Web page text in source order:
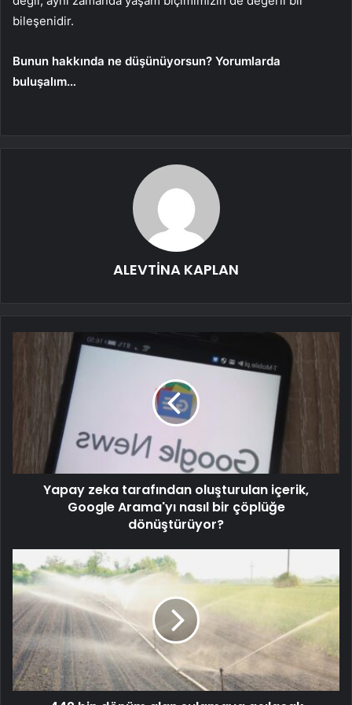
bileşenidir.
Bunun hakkında ne düşünüyorsun? Yorumlarda
buluşalım…
ALEVTİNA KAPLAN
Yapay zeka tarafından oluşturulan içerik,
Google Arama'yı nasıl bir çöplüğe
dönüştürüyor?